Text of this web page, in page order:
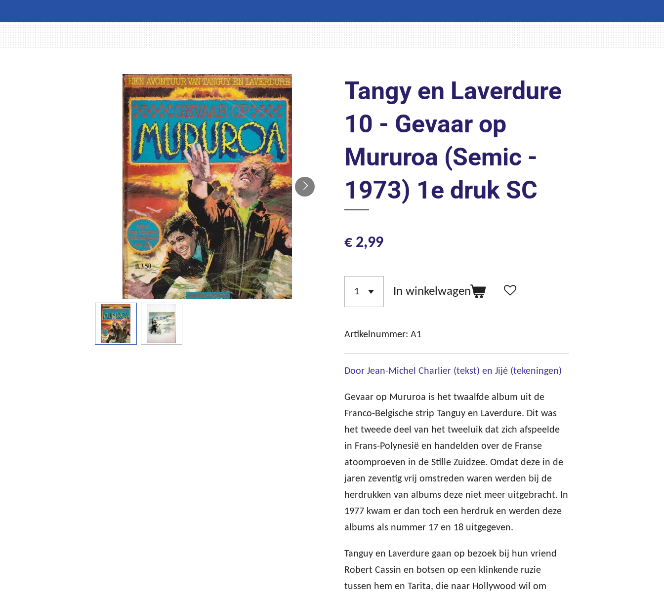
Tangy en Laverdure
10 - Gevaar op
Mururoa (Semic -
1973) 1e druk SC
€ 2,99
In winkelwagen
Artikelnummer: A1
Door Jean-Michel Charlier (tekst) en Jijé (tekeningen)
Gevaar op Mururoa is het twaalfde album uit de
Franco-Belgische strip Tanguy en Laverdure. Dit was
het tweede deel van het tweeluik dat zich afspeelde
in Frans-Polynesië en handelden over de Franse
atoomproeven in de Stille Zuidzee. Omdat deze in de
jaren zeventig vrij omstreden waren werden bij de
herdrukken van albums deze niet meer uitgebracht. In
1977 kwam er dan toch een herdruk en werden deze
albums als nummer 17 en 18 uitgegeven.
Tanguy en Laverdure gaan op bezoek bij hun vriend
Robert Cassin en botsen op een klinkende ruzie
tussen hem en Tarita, die naar Hollywood wil om